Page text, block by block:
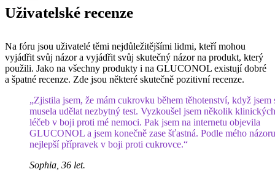
Uživatelské recenze
Na fóru jsou uživatelé těmi nejdůležitějšími lidmi, kteří mohou
vyjádřit svůj názor a vyjádřit svůj skutečný názor na produkt, který
použili. Jako na všechny produkty i na GLUCONOL existují dobré
a špatné recenze. Zde jsou některé skutečně pozitivní recenze.
„Zjistila jsem, že mám cukrovku během těhotenství, když jsem
musela udělat nezbytný test. Vyzkoušel jsem několik klinických
léčeb v boji proti mé nemoci. Pak jsem na internetu objevila
GLUCONOL a jsem konečně zase šťastná. Podle mého
nejlepší přípravek v boji proti cukrovce.“
Sophia, 36 let.